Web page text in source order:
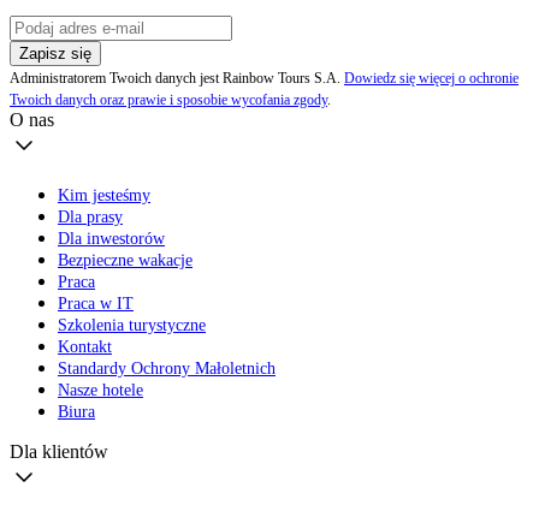
Zapisz się
Administratorem Twoich danych jest Rainbow Tours S.A. Dowiedz się więcej o ochronie
Twoich danych oraz prawie i sposobie wycofania zgody.
O nas
Kim jesteśmy
Dla prasy
Dla inwestorów
Bezpieczne wakacje
Praca
Praca w IT
Szkolenia turystyczne
Kontakt
Standardy Ochrony Małoletnich
Nasze hotele
Biura
Dla klientów